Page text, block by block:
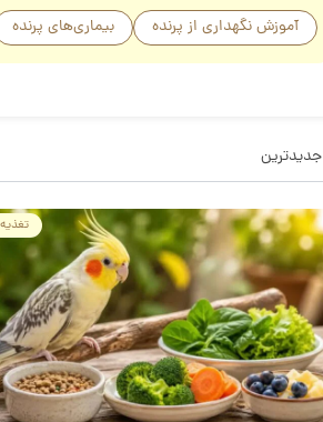
آموزش نگهداری از پرنده بیماری‌های پرنده
جدیدترین